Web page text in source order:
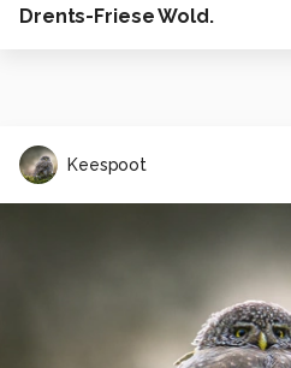
Drents-Friese Wold.
Keespoot